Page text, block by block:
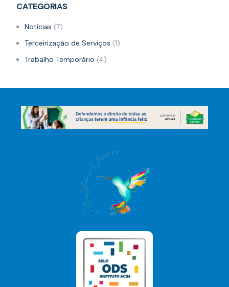
CATEGORIAS
Notícias (7)
Terceirização de Serviços (1)
Trabalho Temporário (4)